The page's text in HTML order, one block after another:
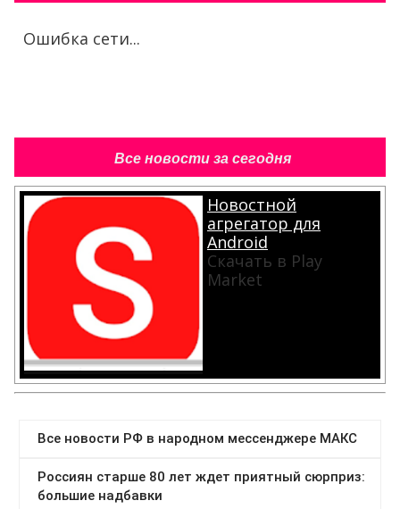
Ошибка сети...
Все новости за сегодня
Новостной
агрегатор для
Android
Скачать в Play
Market